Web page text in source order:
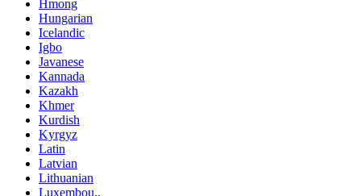
Hmong
Hungarian
Icelandic
Igbo
Javanese
Kannada
Kazakh
Khmer
Kurdish
Kyrgyz
Latin
Latvian
Lithuanian
Luxembou..